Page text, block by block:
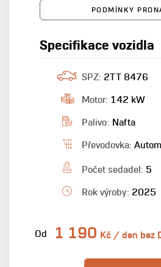
PODMÍNKY
Specifikace vozidla
SPZ: 2TT 8476
Motor: 142 kW
Palivo: Nafta
Převodovka:
Počet sedadel: 5
Rok výroby: 2025
Od 1 190 Kč / den bez